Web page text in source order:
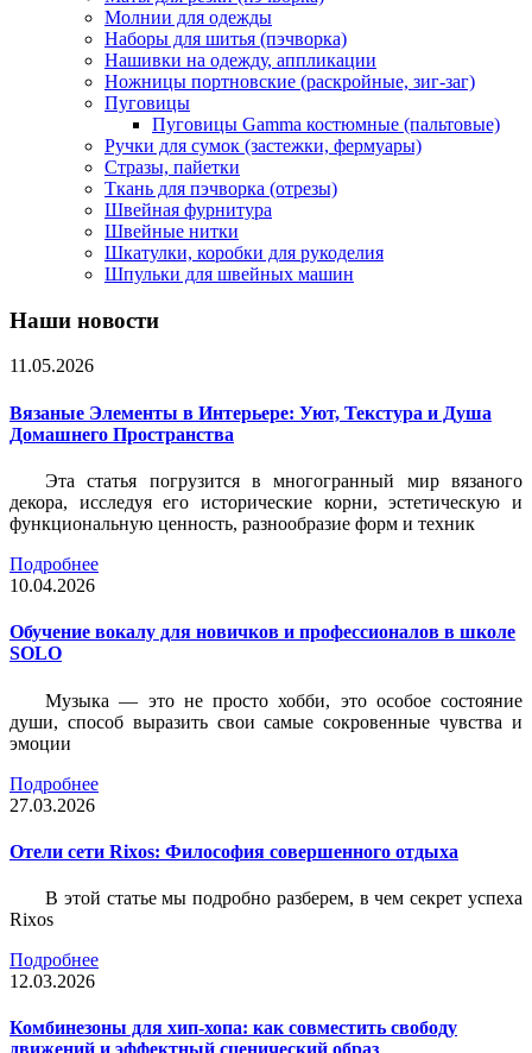
Молнии для одежды
Наборы для шитья (пэчворка)
Нашивки на одежду, аппликации
Ножницы портновские (раскройные, зиг-заг)
Пуговицы
Пуговицы Gamma костюмные (пальтовые)
Ручки для сумок (застежки, фермуары)
Стразы, пайетки
Ткань для пэчворка (отрезы)
Швейная фурнитура
Швейные нитки
Шкатулки, коробки для рукоделия
Шпульки для швейных машин
Наши новости
11.05.2026
Вязаные Элементы в Интерьере: Уют, Текстура и Душа
Домашнего Пространства
Эта статья погрузится в многогранный мир вязаного
декора, исследуя его исторические корни, эстетическую и
функциональную ценность, разнообразие форм и техник
Подробнее
10.04.2026
Обучение вокалу для новичков и профессионалов в школе
SOLO
Музыка — это не просто хобби, это особое состояние
души, способ выразить свои самые сокровенные чувства и
эмоции
Подробнее
27.03.2026
Отели сети Rixos: Философия совершенного отдыха
В этой статье мы подробно разберем, в чем секрет успеха
Rixos
Подробнее
12.03.2026
Комбинезоны для хип-хопа: как совместить свободу